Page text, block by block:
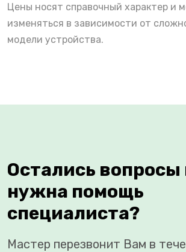
Цены носят справочный характер и
изменяться в зависимости от
модели устройства.
Остались вопросы
нужна помощь
специалиста?
Мастер перезвонит Вам в